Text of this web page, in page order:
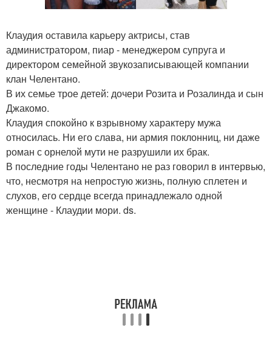
Клаудия оставила карьеру актрисы, став
администратором, пиар - менеджером супруга и
директором семейной звукозаписывающей компании
клан Челентано.
В их семье трое детей: дочери Розита и Розалинда и сын
Джакомо.
Клаудия спокойно к взрывному характеру мужа
относилась. Ни его слава, ни армия поклонниц, ни даже
роман с орнелой мути не разрушили их брак.
В последние годы Челентано не раз говорил в интервью,
что, несмотря на непростую жизнь, полную сплетен и
слухов, его сердце всегда принадлежало одной
женщине - Клаудии мори. ds.